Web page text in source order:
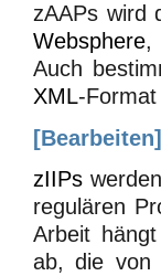
zAAPs wird
Websphere,
Auch
XML-Format
[Bearbeiten]
zIIPs
regulären
Arbeit
ab, die von